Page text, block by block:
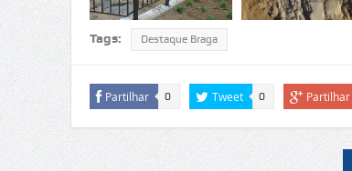
Tags: Destaque Braga
Partilhar 0 Tweet 0 Partilhar